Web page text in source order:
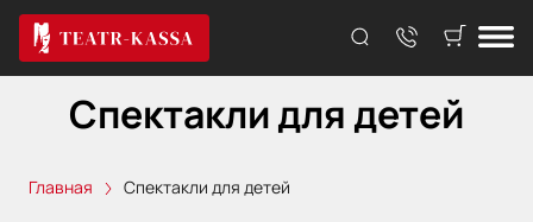
Спектакли для детей
Главная Спектакли для детей